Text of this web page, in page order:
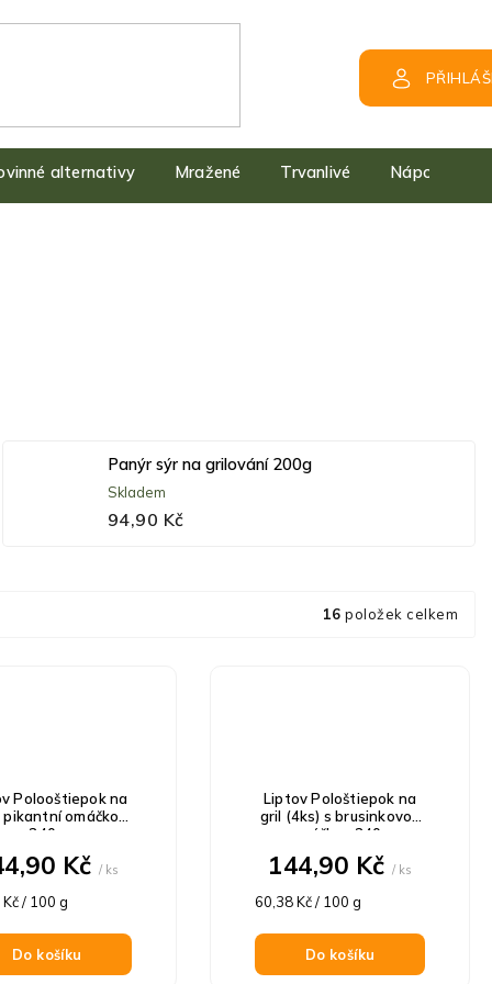
alternativy Mražené Trvanlivé Nápoje
Panýr sýr na grilování 200g
Skladem
94,90 Kč
16 položek celkem
Polooštiepok na
pikantní omáčkou
240g
Kč/ ks
/ 100 g
Do košíku
Liptov Pološtiepok na
gril (4ks) s brusinkovou
omáčkou 240g
144,90 Kč/ ks
Měrná
60,38 Kč / 100 g
Do košíku